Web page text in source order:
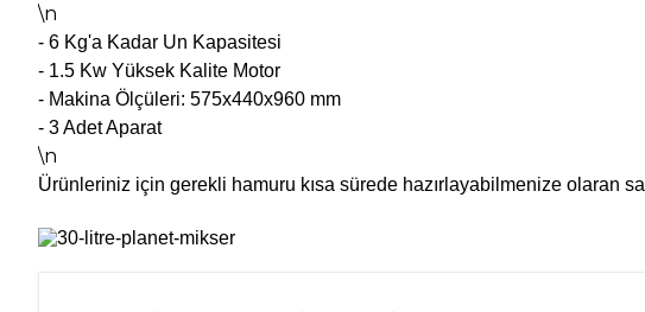
\n
- 6 Kg'a Kadar Un Kapasitesi
- 1.5 Kw Yüksek Kalite Motor
- Makina Ölçüleri: 575x440x960 mm
- 3 Adet Aparat
\n
Ürünleriniz için gerekli hamuru kısa sürede hazırlayabilmenize olaran